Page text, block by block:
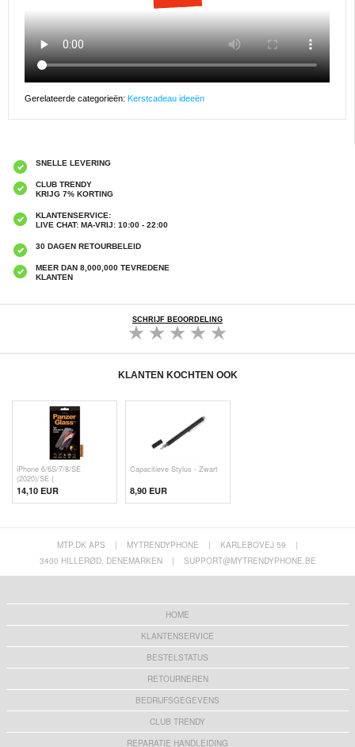
Gerelateerde categorieën: Kerstcadeau ideeën
SNELLE LEVERING
CLUB TRENDY
KRIJG 7% KORTING
KLANTENSERVICE:
LIVE CHAT: MA-VRIJ: 10:00 - 22:00
30 DAGEN RETOURBELEID
MEER DAN 8,000,000 TEVREDENE
KLANTEN
SCHRIJF BEOORDELING
KLANTEN KOCHTEN OOK
iPhone 6/6S/7/8/SE
(2020)/SE (
14,10 EUR
Capacitieve Stylus - Zwart
8,90 EUR
MTP.DK APS | MYTRENDYPHONE | KARLEBOVEJ 59
|
3400 HILLERØD, DENEMARKEN
| SUPPORT@MYTRENDYPHONE.BE
HOME
KLANTENSERVICE
BESTELSTATUS
RETOURNEREN
BEDRIJFSGEGEVENS
CLUB TRENDY
REPARATIE HANDLEIDING